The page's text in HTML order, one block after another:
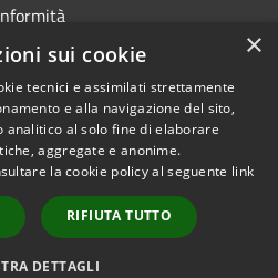
Copyright © 2026 • Comune di
Reggiolo • Powered by
Municipium•Accesso
redazione
×
sui cookie
tecnici e assimilati strettamente
e alla navigazione del sito,
analitico al solo fine di elaborare
aggregate e anonime.
la cookie policy al seguente link
RIFIUTA TUTTO
DETTAGLI